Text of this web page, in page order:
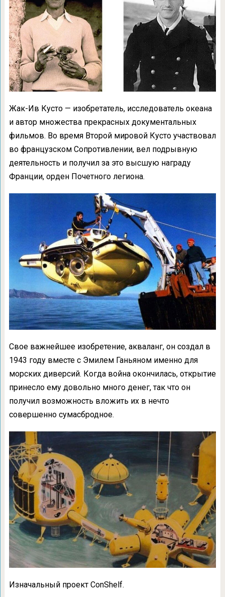
Жак-Ив Кусто — изобретатель, исследователь океана
и автор множества прекрасных документальных
фильмов. Во время Второй мировой Кусто участвовал
во французском Сопротивлении, вел подрывную
деятельность и получил за это высшую награду
Франции, орден Почетного легиона.
Свое важнейшее изобретение, акваланг, он создал в
1943 году вместе с Эмилем Ганьяном именно для
морских диверсий. Когда война окончилась, открытие
принесло ему довольно много денег, так что он
получил возможность вложить их в нечто
совершенно сумасбродное.
Изначальный проект ConShelf.